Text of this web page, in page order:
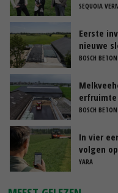
SEQUOIA
Eerste
nieuwe
BOSCH BETON
erfruimte
BOSCH BETON
In vier
volgen
YARA